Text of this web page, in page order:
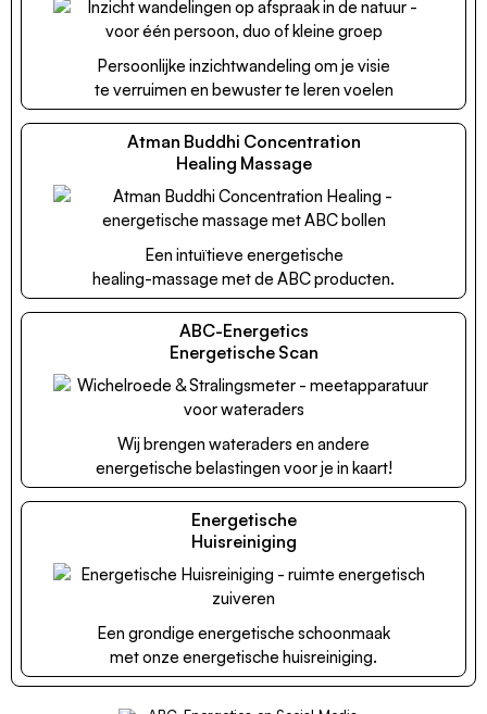
Persoonlijke inzichtwandeling om je visie
te verruimen en bewuster te leren voelen
Atman Buddhi Concentration
Healing Massage
Een intuïtieve energetische
healing-massage met de ABC producten.
ABC-Energetics
Energetische Scan
Wij brengen wateraders en andere
energetische belastingen voor je in kaart!
Energetische
Huisreiniging
Een grondige energetische schoonmaak
met onze energetische huisreiniging.